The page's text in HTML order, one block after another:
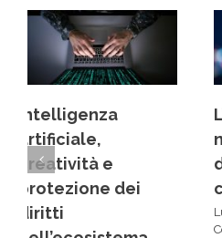
L’eredità del PNRR
nella costruzione
di un ecosistema
cyber nazionale
Luglio 7th, 2026
Commenti